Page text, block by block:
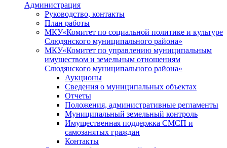
Администрация
Руководство, контакты
План работы
МКУ«Комитет по социальной политике и культуре
Слюдянского муниципального района»
МКУ«Комитет по управлению муниципальным
имуществом и земельным отношениям
Слюдянского муниципального района»
Аукционы
Сведения о муниципальных объектах
Отчеты
Положения, административные регламенты
Муниципальный земельный контроль
Имущественная поддержка СМСП и
самозанятых граждан
Контакты